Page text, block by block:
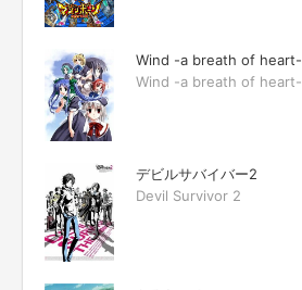
Wind -a breath of heart-
Wind -a breath of heart-
デビルサバイバー2
Devil Survivor 2